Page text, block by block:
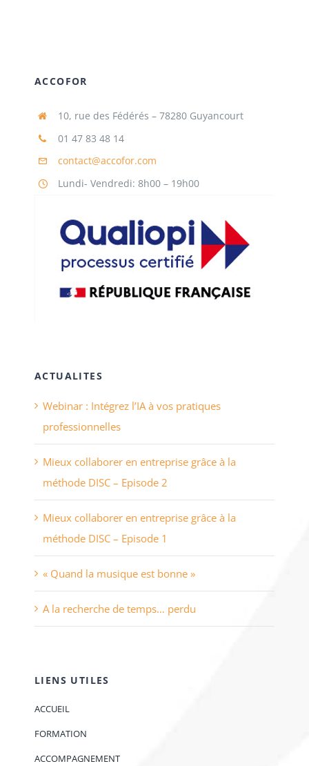
ACCOFOR
10, rue des Fédérés – 78280 Guyancourt
01 47 83 48 14
contact@accofor.com
Lundi- Vendredi: 8h00 – 19h00
ACTUALITES
Webinar : Intégrez l’IA à vos pratiques
professionnelles
Mieux collaborer en entreprise grâce à la
méthode DISC – Episode 2
Mieux collaborer en entreprise grâce à la
méthode DISC – Episode 1
« Quand la musique est bonne »
A la recherche de temps… perdu
LIENS UTILES
ACCUEIL
FORMATION
ACCOMPAGNEMENT